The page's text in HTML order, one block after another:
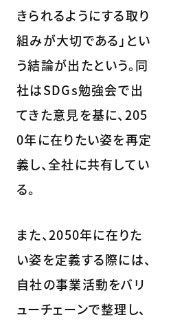
きられるようにする取り
組みが大切である」とい
う結論が出たという。同
社はSDGs勉強会で出
てきた意見を基に、205
0年に在りたい姿を再定
義し、全社に共有してい
る。
また、2050年に在りた
い姿を定義する際には、
自社の事業活動をバリ
ューチェーンで整理し、